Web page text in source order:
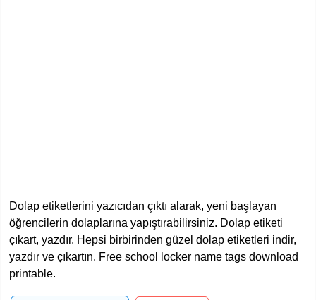
Dolap etiketlerini yazıcıdan çıktı alarak, yeni başlayan
öğrencilerin dolaplarına yapıştırabilirsiniz. Dolap etiketi
çıkart, yazdır. Hepsi birbirinden güzel dolap etiketleri indir,
yazdır ve çıkartın. Free school locker name tags download
printable.